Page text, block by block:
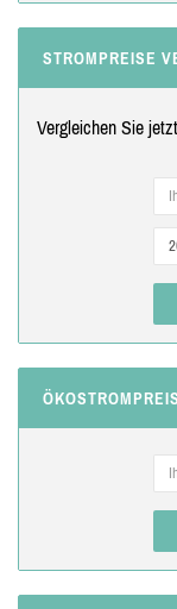
STROMPREISE
Vergleichen Sie